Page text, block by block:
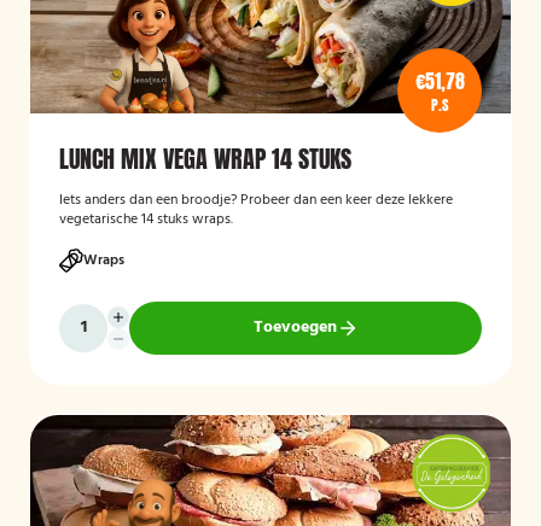
€51,78
P.S
LUNCH MIX VEGA WRAP 14 STUKS
Iets anders dan een broodje? Probeer dan een keer deze lekkere
vegetarische 14 stuks wraps.
Wraps
Toevoegen